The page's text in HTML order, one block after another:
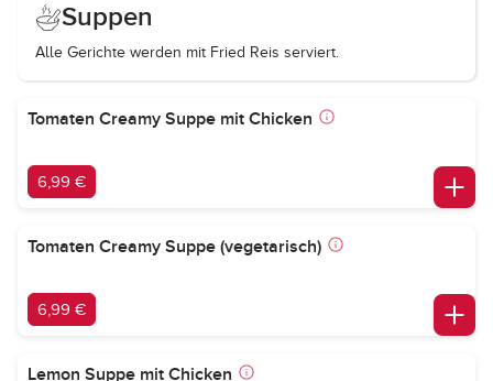
Suppen
Alle Gerichte werden mit Fried Reis serviert.
Tomaten Creamy Suppe mit Chicken
6,99 €
Tomaten Creamy Suppe (vegetarisch)
6,99 €
Lemon Suppe mit Chicken